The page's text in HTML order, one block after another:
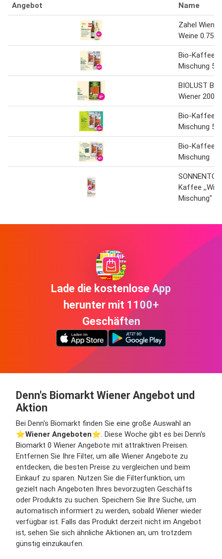
Angebot Name
Zahel
Weine 0.75 L
Bio-Kaffee
Mischung
BIOLUST
Wiener 200 g
Bio-Kaffee
Mischung
Bio-Kaffee
Mischung
Kaffee
Mischung"
Lade die kostenlose App
herunter mit 1100+
Geschäften
Denn's Biomarkt Wiener Angebot und
Aktion
Bei Denn's Biomarkt finden Sie eine große Auswahl an
⭐️Wiener Angeboten⭐️. Diese Woche gibt es bei Denn's
Biomarkt 0 Wiener Angebote mit attraktiven Preisen.
Entfernen Sie Ihre Filter, um alle Wiener Angebote zu
entdecken, die besten Preise zu vergleichen und beim
Einkauf zu sparen. Nutzen Sie die Filterfunktion, um
gezielt nach Angeboten Ihres bevorzugten Geschäfts
oder Produkts zu suchen. Speichern Sie Ihre Suche, um
automatisch informiert zu werden, sobald Wiener wieder
verfügbar ist. Falls das Produkt derzeit nicht im Angebot
ist, sehen Sie sich ähnliche Aktionen an, um trotzdem
günstig einzukaufen.